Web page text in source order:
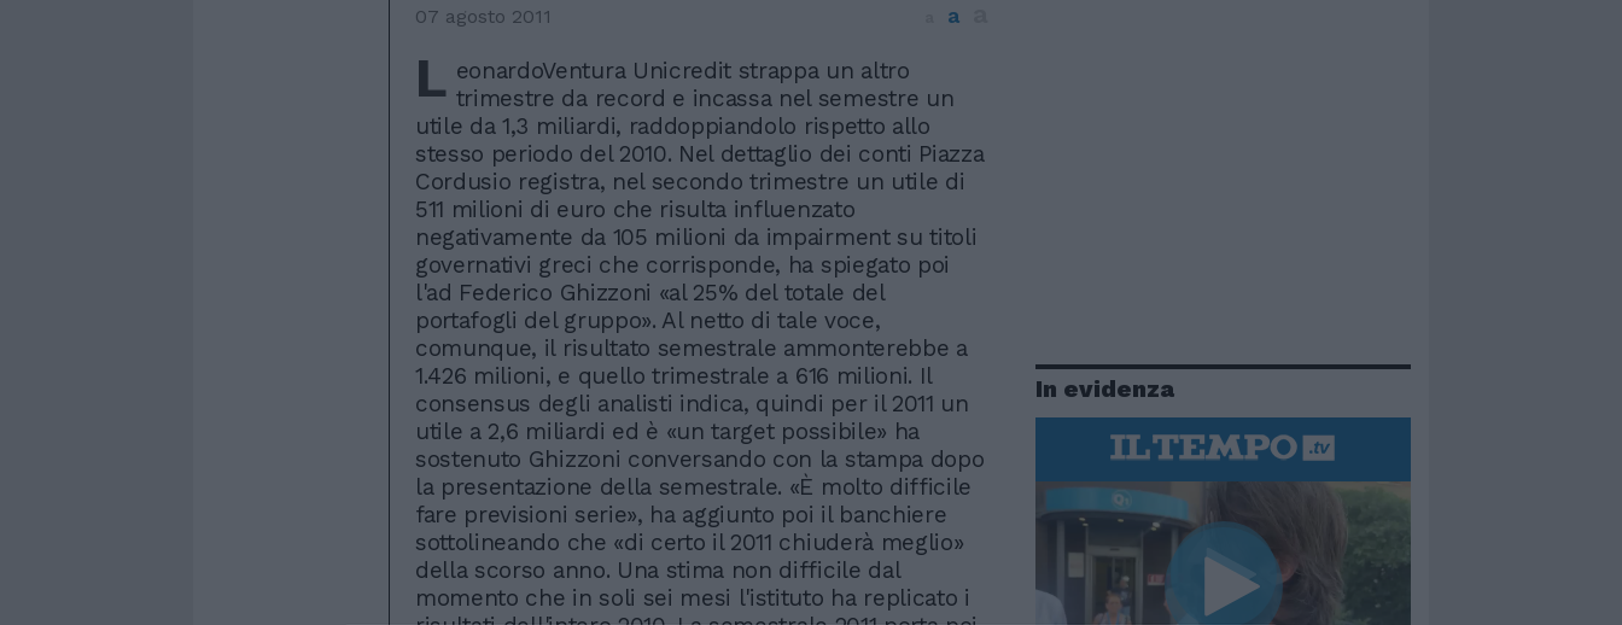
07 agosto 2011 a
L eonardoVentura Unicredit strappa un altro
trimestre da record e incassa nel semestre un
utile da 1,3 miliardi, raddoppiandolo rispetto allo
stesso periodo del 2010. Nel dettaglio dei conti Piazza
Cordusio registra, nel secondo trimestre un utile di
511 milioni di euro che risulta influenzato
negativamente da 105 milioni da impairment su titoli
governativi greci che corrisponde, ha spiegato poi
l'ad Federico Ghizzoni «al 25% del totale del
portafogli del gruppo». Al netto di tale voce,
comunque, il risultato semestrale ammonterebbe a
1.426 milioni, e quello trimestrale a 616 milioni. Il
consensus degli analisti indica, quindi per il 2011 un
utile a 2,6 miliardi ed è «un target possibile» ha
sostenuto Ghizzoni conversando con la stampa dopo
la presentazione della semestrale. «È molto difficile
fare previsioni serie», ha aggiunto poi il banchiere
sottolineando che «di certo il 2011 chiuderà meglio»
della scorso anno. Una stima non difficile dal
momento che in soli sei mesi l'istituto ha replicato i
In evidenza